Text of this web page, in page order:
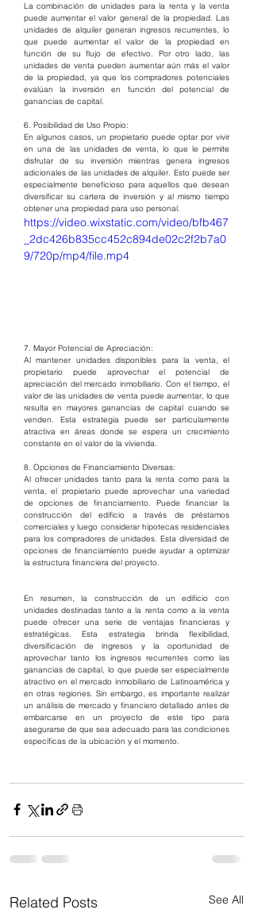
La combinación de unidades para la renta y la venta
puede aumentar el valor general de la propiedad. Las
unidades de alquiler generan ingresos recurrentes, lo
que puede aumentar el valor de la propiedad en
función de su flujo de efectivo. Por otro lado, las
unidades de venta pueden aumentar aún más el valor
de la propiedad, ya que los compradores potenciales
evalúan la inversión en función del potencial de
ganancias de capital.
6. Posibilidad de Uso Propio:
En algunos casos, un propietario puede optar por vivir
en una de las unidades de venta, lo que le permite
disfrutar de su inversión mientras genera ingresos
adicionales de las unidades de alquiler. Esto puede ser
especialmente beneficioso para aquellos que desean
diversificar su cartera de inversión y al mismo tiempo
obtener una propiedad para uso personal.
https://video.wixstatic.com/video/bfb467
_2dc426b835cc452c894de02c2f2b7a0
9/720p/mp4/file.mp4
7. Mayor Potencial de Apreciación:
Al mantener unidades disponibles para la venta, el
propietario puede aprovechar el potencial de
apreciación del mercado inmobiliario. Con el tiempo, el
valor de las unidades de venta puede aumentar, lo que
resulta en mayores ganancias de capital cuando se
venden. Esta estrategia puede ser particularmente
atractiva en áreas donde se espera un crecimiento
constante en el valor de la vivienda.
8. Opciones de Financiamiento Diversas:
Al ofrecer unidades tanto para la renta como para la
venta, el propietario puede aprovechar una variedad
de opciones de financiamiento. Puede financiar la
construcción del edificio a través de préstamos
comerciales y luego considerar hipotecas residenciales
para los compradores de unidades. Esta diversidad de
opciones de financiamiento puede ayudar a optimizar
la estructura financiera del proyecto.
En resumen, la construcción de un edificio con
unidades destinadas tanto a la renta como a la venta
puede ofrecer una serie de ventajas financieras y
estratégicas. Esta estrategia brinda flexibilidad,
diversificación de ingresos y la oportunidad de
aprovechar tanto los ingresos recurrentes como las
ganancias de capital, lo que puede ser especialmente
atractivo en el mercado inmobiliario de Latinoamérica y
en otras regiones. Sin embargo, es importante realizar
un análisis de mercado y financiero detallado antes de
embarcarse en un proyecto de este tipo para
asegurarse de que sea adecuado para las condiciones
específicas de la ubicación y el momento.
Related Posts See All